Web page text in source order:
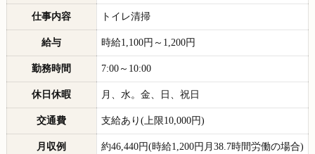
仕事内容 トイレ清掃
給与 時給1,100円～1,200円
勤務時間 7:00～10:00
休日休暇 月、水。金、日、祝日
交通費 支給あり(上限10,000円)
月収例 約46,440円(時給1,200円月38.7時間労働の場合)